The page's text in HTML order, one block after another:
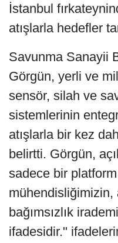
İstanbul
atışlarla hedefler
Savunma Sanayii
Görgün, yerli ve
sensör, silah ve
sistemlerinin
atışlarla bir kez
belirtti. Görgün,
sadece bir
mühendisliğimizin,
bağımsızlık
ifadesidir."